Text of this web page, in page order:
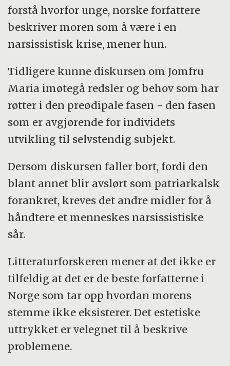
forstå hvorfor unge, norske forfattere
beskriver moren som å være i en
narsissistisk krise, mener hun.
Tidligere kunne diskursen om Jomfru
Maria imøtegå redsler og behov som har
røtter i den preødipale fasen - den fasen
som er avgjørende for individets
utvikling til selvstendig subjekt.
Dersom diskursen faller bort, fordi den
blant annet blir avslørt som patriarkalsk
forankret, kreves det andre midler for å
håndtere et menneskes narsissistiske
sår.
Litteraturforskeren mener at det ikke er
tilfeldig at det er de beste forfatterne i
Norge som tar opp hvordan morens
stemme ikke eksisterer. Det estetiske
uttrykket er velegnet til å beskrive
problemene.